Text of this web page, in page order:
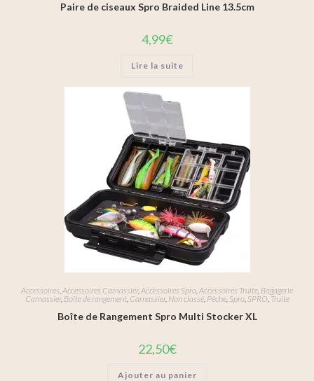
Paire de ciseaux Spro Braided Line 13.5cm
4,99€
Lire la suite
Accessoires Accessoires Carnassier, Accessoires Spro Accessoires Truite Bagagerie
Carnassier, Boîte de rangement, Carnassier, Non classé, Pêche, Spro, SPRO, Truite
Boîte de Rangement Spro Multi Stocker XL
22,50€
Ajouter au panier